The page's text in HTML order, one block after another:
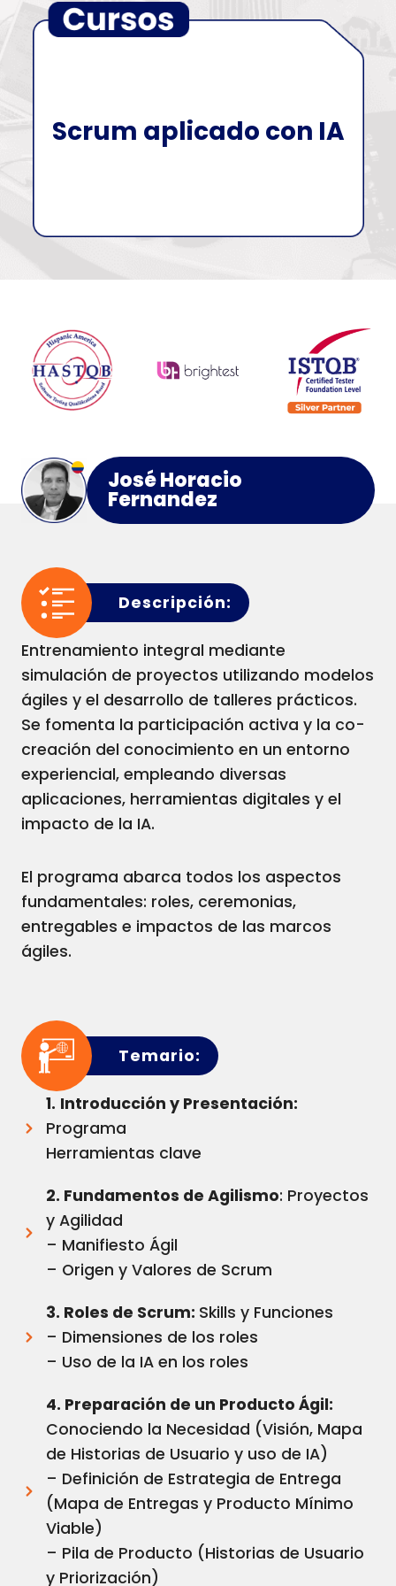
Scrum aplicado con IA
José Horacio
Fernandez
Descripción:
Entrenamiento integral mediante
simulación de proyectos utilizando modelos
ágiles y el desarrollo de talleres prácticos.
Se fomenta la participación activa y la co-
creación del conocimiento en un entorno
experiencial, empleando diversas
aplicaciones, herramientas digitales y el
impacto de la IA.
El programa abarca todos los aspectos
fundamentales: roles, ceremonias,
entregables e impactos de las marcos
ágiles.
Temario:
1. Introducción y Presentación:
Programa
Herramientas clave
2. Fundamentos de Agilismo: Proyectos
y Agilidad
– Manifiesto Ágil
– Origen y Valores de Scrum
3. Roles de Scrum: Skills y Funciones
– Dimensiones de los roles
– Uso de la IA en los roles
4. Preparación de un Producto Ágil:
Conociendo la Necesidad (Visión, Mapa
de Historias de Usuario y uso de IA)
– Definición de Estrategia de Entrega
(Mapa de Entregas y Producto Mínimo
Viable)
– Pila de Producto (Historias de Usuario
y Priorización)